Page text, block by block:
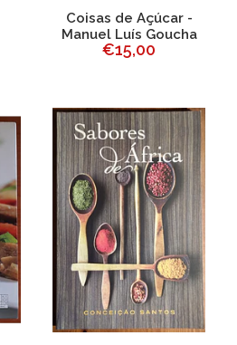
Coisas de Açúcar -
Manuel Luís Goucha
€15,00